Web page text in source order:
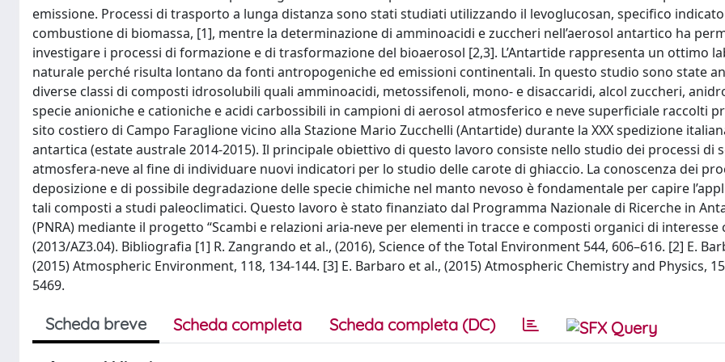
emissione. Processi di trasporto a lunga distanza sono stati studiati utilizzando il levoglucosan, specifico
combustione di biomassa, [1], mentre la determinazione di amminoacidi e zuccheri nell’aerosol antartico ha
investigare i processi di formazione e di trasformazione del bioaerosol [2,3]. L’Antartide rappresenta un ottimo
naturale perché risulta lontano da fonti antropogeniche ed emissioni continentali. In questo studio sono state
diverse classi di composti idrosolubili quali amminoacidi, metossifenoli, mono- e disaccaridi, alcol zuccheri,
specie anioniche e cationiche e acidi carbossibili in campioni di aerosol atmosferico e neve superficiale raccolti
sito costiero di Campo Faraglione vicino alla Stazione Mario Zucchelli (Antartide) durante la XXX spedizione
antartica (estate australe 2014-2015). Il principale obiettivo di questo lavoro consiste nello studio dei processi di
atmosfera-neve al fine di individuare nuovi indicatori per lo studio delle carote di ghiaccio. La conoscenza dei
deposizione e di possibile degradazione delle specie chimiche nel manto nevoso è fondamentale per capire
tali composti a studi paleoclimatici. Questo lavoro è stato finanziato dal Programma Nazionale di Ricerche in
(PNRA) mediante il progetto “Scambi e relazioni aria-neve per elementi in tracce e composti organici di interesse
(2013/AZ3.04). Bibliografia [1] R. Zangrando et al., (2016), Science of the Total Environment 544, 606–616. [2] E.
(2015) Atmospheric Environment, 118, 134-144. [3] E. Barbaro et al., (2015) Atmospheric Chemistry and Physics,
5469.
Scheda breve Scheda completa Scheda completa (DC)